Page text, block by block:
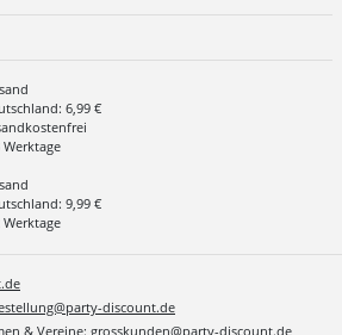
6,99 €
9,99 €
discount.de
& Vereine: grosskunden@party-discount.de